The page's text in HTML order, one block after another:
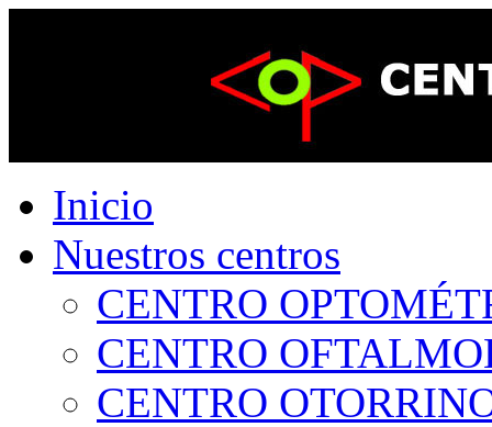
Inicio
Nuestros centros
CENTRO
CENTRO
CENTRO